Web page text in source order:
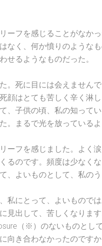
ーフを感じることがなか
なく、何か憤りのような
せるようなものだった。
。死に目には会えません
顔はとても苦しく辛く淋
、子供の頃、私の知って
。まるで光を放っているよ
ーフを感じました。よく
るのです。頻度は少なく
、よいものとして、私の
私にとって、よいもので
見出して、苦しくなりま
（※）のないものとし
向き合わなかったのです